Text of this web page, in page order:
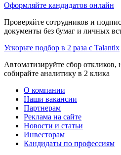
Оформляйте кандидатов онлайн
Проверяйте сотрудников и
документы без бумаг и личных
Ускорьте подбор в 2 раза с Talantix
Автоматизируйте сбор откликов,
собирайте аналитику в 2 клика
О компании
Наши вакансии
Партнерам
Реклама на сайте
Новости и статьи
Инвесторам
Кандидаты по профессиям